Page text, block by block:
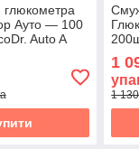
Ауто — 100
Auto A
25
1
1